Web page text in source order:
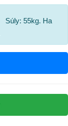
Súly: 55kg. Ha